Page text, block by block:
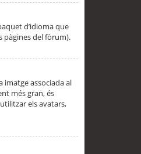
d’idioma que
pàgines del fòrum).
imatge associada al
més gran, és
els avatars,